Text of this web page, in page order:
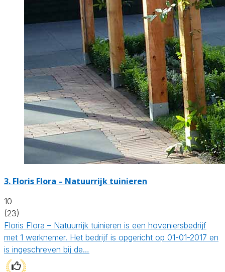
3. Floris Flora – Natuurrijk tuinieren
10
(23)
Floris Flora – Natuurrijk tuinieren is een hoveniersbedrijf
met 1 werknemer. Het bedrijf is opgericht op 01-01-2017 en
is ingeschreven bij de…